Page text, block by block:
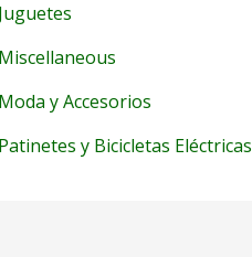
Juguetes
Miscellaneous
Moda y Accesorios
Patinetes y Bicicletas Eléctricas